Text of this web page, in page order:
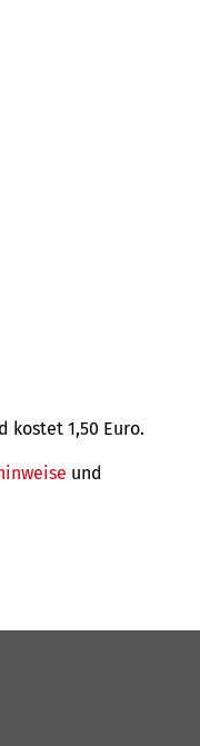
kostet 1,50 Euro.
und